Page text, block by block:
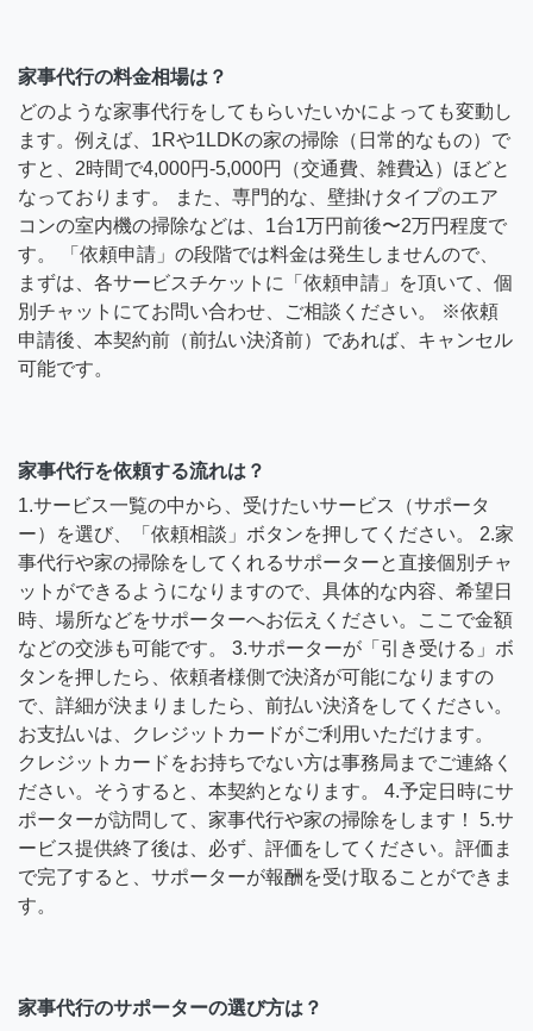
家事代行の料金相場は？
どのような家事代行をしてもらいたいかによっても変動し
ます。例えば、1Rや1LDKの家の掃除（日常的なもの）で
すと、2時間で4,000円-5,000円（交通費、雑費込）ほどと
なっております。 また、専門的な、壁掛けタイプのエア
コンの室内機の掃除などは、1台1万円前後〜2万円程度で
す。 「依頼申請」の段階では料金は発生しませんので、
まずは、各サービスチケットに「依頼申請」を頂いて、個
別チャットにてお問い合わせ、ご相談ください。 ※依頼
申請後、本契約前（前払い決済前）であれば、キャンセル
可能です。
家事代行を依頼する流れは？
1.サービス一覧の中から、受けたいサービス（サポータ
ー）を選び、「依頼相談」ボタンを押してください。 2.家
事代行や家の掃除をしてくれるサポーターと直接個別チャ
ットができるようになりますので、具体的な内容、希望日
時、場所などをサポーターへお伝えください。ここで金額
などの交渉も可能です。 3.サポーターが「引き受ける」ボ
タンを押したら、依頼者様側で決済が可能になりますの
で、詳細が決まりましたら、前払い決済をしてください。
お支払いは、クレジットカードがご利用いただけます。
クレジットカードをお持ちでない方は事務局までご連絡く
ださい。そうすると、本契約となります。 4.予定日時にサ
ポーターが訪問して、家事代行や家の掃除をします！ 5.サ
ービス提供終了後は、必ず、評価をしてください。評価ま
で完了すると、サポーターが報酬を受け取ることができま
す。
家事代行のサポーターの選び方は？